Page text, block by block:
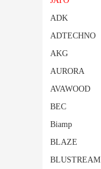
ADK
ADTECHNO
AKG
AURORA
AVAWOOD
BEC
Biamp
BLAZE
BLUSTREAM